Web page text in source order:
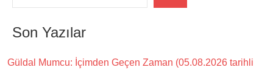
Son Yazılar
Güldal Mumcu: İçimden Geçen Zaman (05.08.2026 tarihli